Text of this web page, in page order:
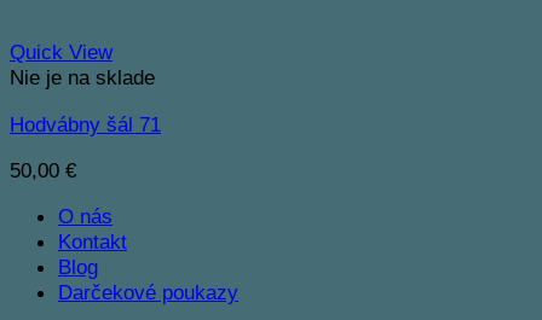
Quick View
Nie je na sklade
Hodvábny šál 71
50,00 €
O nás
Kontakt
Blog
Darčekové poukazy